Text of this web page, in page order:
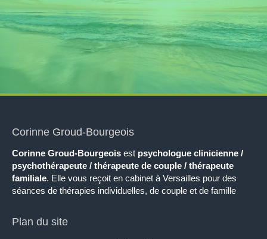
Corinne Groud-Bourgeois
Corinne Groud-Bourgeois est psychologue clinicienne /
psychothérapeute / thérapeute de couple / thérapeute
familiale. Elle vous reçoit en cabinet à Versailles pour des
séances de thérapies individuelles, de couple et de famille
Plan du site